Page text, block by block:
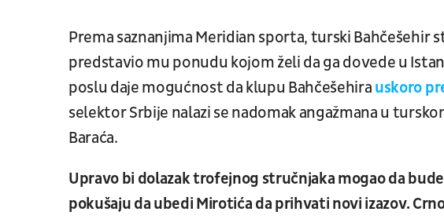
Prema saznanjima Meridian sporta, turski Bahčešehir
predstavio mu ponudu kojom želi da ga dovede u
poslu daje mogućnost da klupu Bahčešehira uskoro
selektor Srbije nalazi se nadomak angažmana u
Baraća.
Upravo bi dolazak trofejnog stručnjaka mogao da
pokušaju da ubedi Mirotića da prihvati novi izazov.